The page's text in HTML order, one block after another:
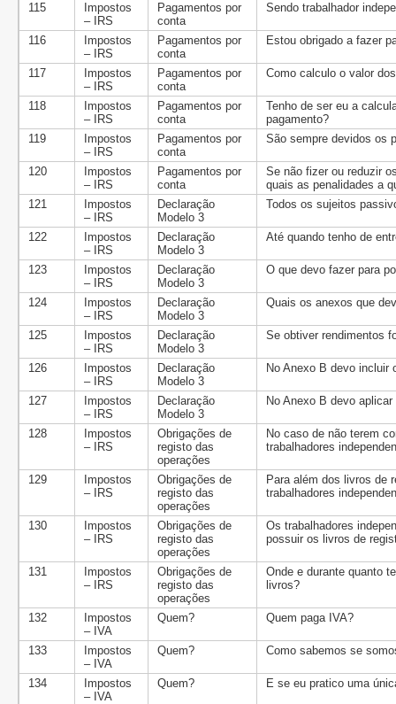
115
Impostos
– IRS
Pagamentos por
conta
Sendo trabalhador
116
Impostos
– IRS
Pagamentos por
conta
Estou obrigado a fazer
117
Impostos
– IRS
Pagamentos por
conta
Como calculo o valor
118
Impostos
– IRS
Pagamentos por
conta
Tenho de ser eu a
pagamento?
119
Impostos
– IRS
Pagamentos por
conta
São sempre devidos os
120
Impostos
– IRS
Pagamentos por
conta
Se não fizer ou reduzir
quais as penalidades a
121
Impostos
– IRS
Declaração
Modelo 3
Todos os sujeitos
122
Impostos
– IRS
Declaração
Modelo 3
Até quando tenho de
123
Impostos
– IRS
Declaração
Modelo 3
O que devo fazer para
124
Impostos
– IRS
Declaração
Modelo 3
Quais os anexos que
125
Impostos
– IRS
Declaração
Modelo 3
Se obtiver rendimentos
126
Impostos
– IRS
Declaração
Modelo 3
No Anexo B devo incluir
127
Impostos
– IRS
Declaração
Modelo 3
No Anexo B devo
128
Impostos
– IRS
Obrigações de
registo das
operações
No caso de não terem
trabalhadores
129
Impostos
– IRS
Obrigações de
registo das
operações
Para além dos livros de
trabalhadores
130
Impostos
– IRS
Obrigações de
registo das
operações
Os trabalhadores
possuir os livros de
131
Impostos
– IRS
Obrigações de
registo das
operações
Onde e durante quanto
livros?
132
Impostos
– IVA
Quem? Quem paga IVA?
133
Impostos
– IVA
Quem? Como sabemos se
134
Impostos
– IVA
Quem? E se eu pratico uma